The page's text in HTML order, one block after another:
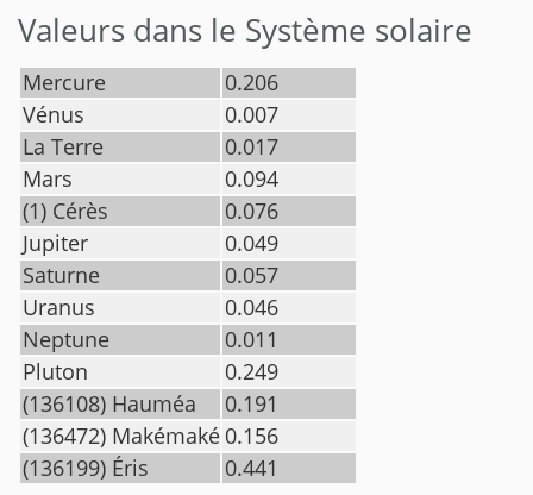
Valeurs dans le Système solaire
Mercure
0.206
Vénus
0.007
La Terre
0.017
Mars
0.094
(1) Cérès
0.076
Jupiter
0.049
Saturne
0.057
Uranus
0.046
Neptune
0.011
Pluton
0.249
(136108) Hauméa
0.191
(136472) Makémaké 0.156
(136199) Éris
0.441